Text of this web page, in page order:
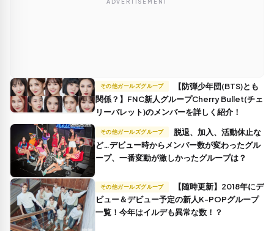
その他ガールズグループ
関係？】FNC新人グループCherry Bullet(チェ
リーバレット)のメンバーを詳しく紹介！
その他ガールズグループ
ど…デビュー時からメンバー数が変わったグル
ープ、一番変動が激しかったグループは？
その他ガールズグループ
ビュー＆デビュー予定の新人K-POPグループ
一覧！今年はイルデも異常な数！？